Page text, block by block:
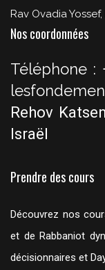
Rav Ovadia
Nos coordonnées
Téléphone :
Rehov
Israël
Prendre des cours
Découvrez nos
et de Rabbaniot
décisionnaires et